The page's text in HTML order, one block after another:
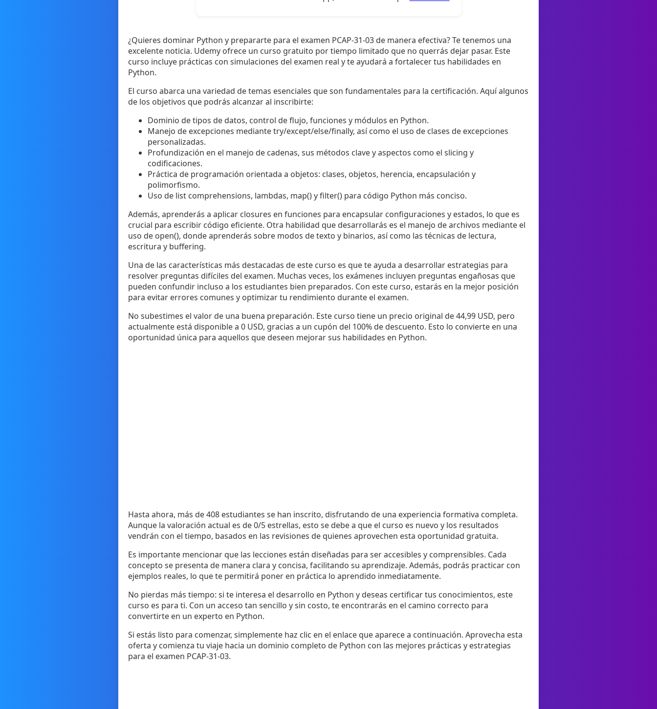
¿Quieres dominar Python y prepararte para el examen PCAP-31-03 de manera efectiva? Te tenemos una
excelente noticia. Udemy ofrece un curso gratuito por tiempo limitado que no querrás dejar pasar. Este
curso incluye prácticas con simulaciones del examen real y te ayudará a fortalecer tus habilidades en
Python.
El curso abarca una variedad de temas esenciales que son fundamentales para la certificación. Aquí algunos
de los objetivos que podrás alcanzar al inscribirte:
Dominio de tipos de datos, control de flujo, funciones y módulos en Python.
Manejo de excepciones mediante try/except/else/finally, así como el uso de clases de excepciones
personalizadas.
Profundización en el manejo de cadenas, sus métodos clave y aspectos como el slicing y
codificaciones.
Práctica de programación orientada a objetos: clases, objetos, herencia, encapsulación y
polimorfismo.
Uso de list comprehensions, lambdas, map() y filter() para código Python más conciso.
Además, aprenderás a aplicar closures en funciones para encapsular configuraciones y estados, lo que es
crucial para escribir código eficiente. Otra habilidad que desarrollarás es el manejo de archivos mediante el
uso de open(), donde aprenderás sobre modos de texto y binarios, así como las técnicas de lectura,
escritura y buffering.
Una de las características más destacadas de este curso es que te ayuda a desarrollar estrategias para
resolver preguntas difíciles del examen. Muchas veces, los exámenes incluyen preguntas engañosas que
pueden confundir incluso a los estudiantes bien preparados. Con este curso, estarás en la mejor posición
para evitar errores comunes y optimizar tu rendimiento durante el examen.
No subestimes el valor de una buena preparación. Este curso tiene un precio original de 44,99 USD, pero
actualmente está disponible a 0 USD, gracias a un cupón del 100% de descuento. Esto lo convierte en una
oportunidad única para aquellos que deseen mejorar sus habilidades en Python.
Hasta ahora, más de 408 estudiantes se han inscrito, disfrutando de una experiencia formativa completa.
Aunque la valoración actual es de 0/5 estrellas, esto se debe a que el curso es nuevo y los resultados
vendrán con el tiempo, basados en las revisiones de quienes aprovechen esta oportunidad gratuita.
Es importante mencionar que las lecciones están diseñadas para ser accesibles y comprensibles. Cada
concepto se presenta de manera clara y concisa, facilitando su aprendizaje. Además, podrás practicar con
ejemplos reales, lo que te permitirá poner en práctica lo aprendido inmediatamente.
No pierdas más tiempo: si te interesa el desarrollo en Python y deseas certificar tus conocimientos, este
curso es para ti. Con un acceso tan sencillo y sin costo, te encontrarás en el camino correcto para
convertirte en un experto en Python.
Si estás listo para comenzar, simplemente haz clic en el enlace que aparece a continuación. Aprovecha esta
oferta y comienza tu viaje hacia un dominio completo de Python con las mejores prácticas y estrategias
para el examen PCAP-31-03.